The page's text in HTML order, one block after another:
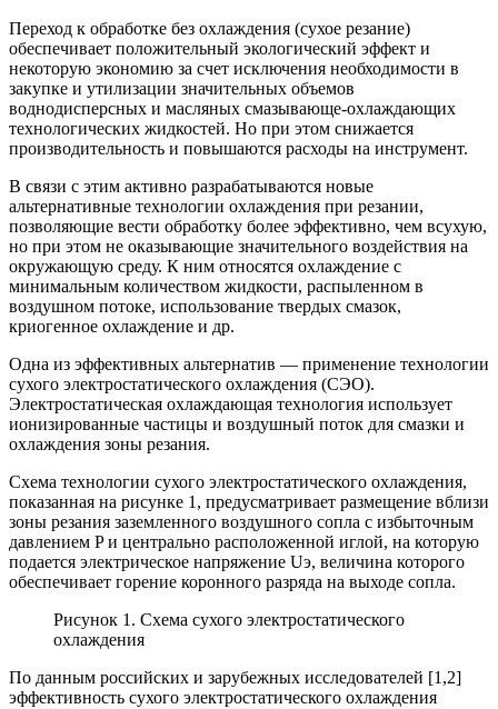
Переход к обработке без охлаждения (сухое резание)
обеспечивает положительный экологический эффект и
некоторую экономию за счет исключения необходимости в
закупке и утилизации значительных объемов
воднодисперсных и масляных смазывающе-охлаждающих
технологических жидкостей. Но при этом снижается
производительность и повышаются расходы на инструмент.
В связи с этим активно разрабатываются новые
альтернативные технологии охлаждения при резании,
позволяющие вести обработку более эффективно, чем всухую,
но при этом не оказывающие значительного воздействия на
окружающую среду. К ним относятся охлаждение с
минимальным количеством жидкости, распыленном в
воздушном потоке, использование твердых смазок,
криогенное охлаждение и др.
Одна из эффективных альтернатив — применение технологии
сухого электростатического охлаждения (СЭО).
Электростатическая охлаждающая технология использует
ионизированные частицы и воздушный поток для смазки и
охлаждения зоны резания.
Схема технологии сухого электростатического охлаждения,
показанная на рисунке 1, предусматривает размещение вблизи
зоны резания заземленного воздушного сопла с избыточным
давлением P и центрально расположенной иглой, на которую
подается электрическое напряжение Uэ, величина которого
обеспечивает горение коронного разряда на выходе сопла.
Рисунок 1. Схема сухого электростатического
охлаждения
По данным российских и зарубежных исследователей [1,2]
эффективность сухого электростатического охлаждения